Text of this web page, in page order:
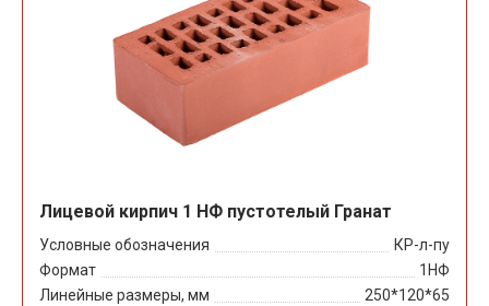
Лицевой кирпич 1 НФ пустотелый Гранат
Условные обозначения
КР-л-пу
Формат
1НФ
Линейные размеры, мм
250*120*65